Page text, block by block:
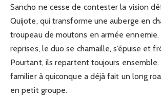
Sancho ne cesse de contester la vision
Quijote, qui transforme une auberge en
troupeau de moutons en armée ennemie.
reprises, le duo se chamaille, s’épuise et
Pourtant, ils repartent toujours ensemble.
familier à quiconque a déjà fait un long
en petit groupe.